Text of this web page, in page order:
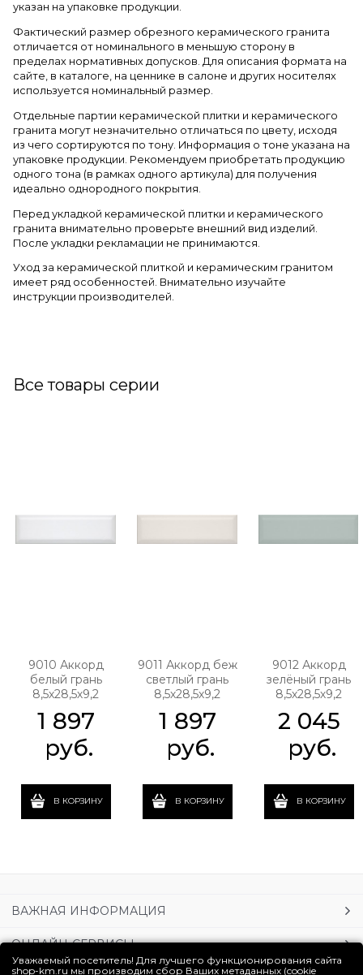
указан на упаковке продукции.
Фактический размер обрезного керамического гранита
отличается от номинального в меньшую сторону в
пределах нормативных допусков. Для описания формата на
сайте, в каталоге, на ценнике в салоне и других носителях
используется номинальный размер.
Отдельные партии керамической плитки и керамического
гранита могут незначительно отличаться по цвету, исходя
из чего сортируются по тону. Информация о тоне указана на
упаковке продукции. Рекомендуем приобретать продукцию
одного тона (в рамках одного артикула) для получения
идеально однородного покрытия.
Перед укладкой керамической плитки и керамического
гранита внимательно проверьте внешний вид изделий.
После укладки рекламации не принимаются.
Уход за керамической плиткой и керамическим гранитом
имеет ряд особенностей. Внимательно изучайте
инструкции производителей.
Все товары серии
9010 Аккорд
белый грань
8,5х28,5х9,2
1 897
руб.
В КОРЗИНУ
9011 Аккорд беж
светлый грань
8,5х28,5х9,2
1 897
руб.
В КОРЗИНУ
9012 Аккорд
зелёный грань
8,5х28,5х9,2
2 045
руб.
В КОРЗИНУ
ВАЖНАЯ ИНФОРМАЦИЯ
ОНЛАЙН-СЕРВИСЫ
Уважаемый посетитель! Для лучшего функционирования сайта
shop-km.ru мы производим сбор Ваших метаданных (cookie